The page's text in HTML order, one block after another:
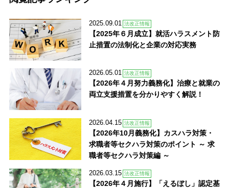
2025.09.01 法改正情報
【2025年６月成立】就活ハラスメント防
止措置の法制化と企業の対応実務
2026.05.01 法改正情報
【2026年４月努力義務化】治療と就業の
両立支援措置を分かりやすく解説！
2026.04.15 法改正情報
【2026年10月義務化】カスハラ対策・
求職者等セクハラ対策のポイント ～ 求
職者等セクハラ対策編 ～
2026.03.15 法改正情報
【2026年４月施行】「えるぼし」認定基